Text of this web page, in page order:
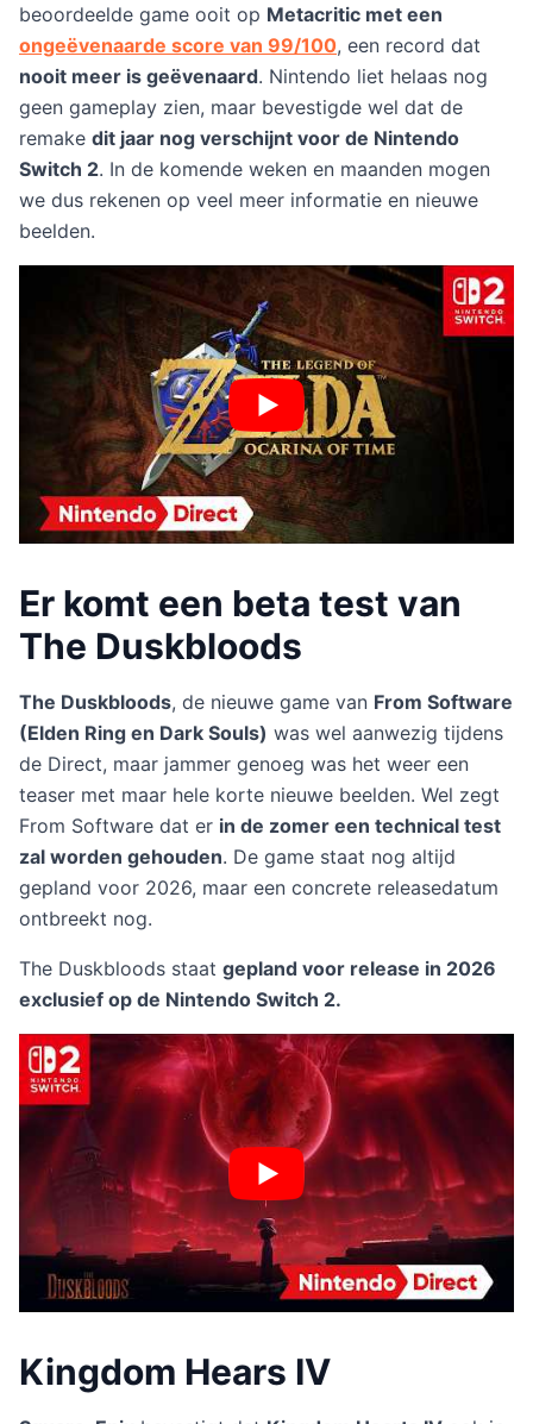
beoordeelde game ooit op Metacritic met een
ongeëvenaarde score van 99/100, een record dat
nooit meer is geëvenaard. Nintendo liet helaas nog
geen gameplay zien, maar bevestigde wel dat de
remake dit jaar nog verschijnt voor de Nintendo
Switch 2. In de komende weken en maanden mogen
we dus rekenen op veel meer informatie en nieuwe
beelden.
Er komt een beta test van
The Duskbloods
The Duskbloods, de nieuwe game van From Software
(Elden Ring en Dark Souls) was wel aanwezig tijdens
de Direct, maar jammer genoeg was het weer een
teaser met maar hele korte nieuwe beelden. Wel zegt
From Software dat er in de zomer een technical test
zal worden gehouden. De game staat nog altijd
gepland voor 2026, maar een concrete releasedatum
ontbreekt nog.
The Duskbloods staat gepland voor release in 2026
exclusief op de Nintendo Switch 2.
Kingdom Hears IV